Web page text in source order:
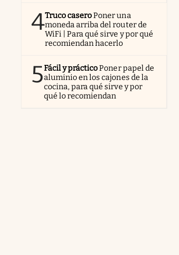
4Truco caseroPoner una
moneda arriba del router de
WiFi | Para qué sirve y por qué
recomiendan hacerlo
5Fácil y prácticoPoner papel de
aluminio en los cajones de la
cocina, para qué sirve y por
qué lo recomiendan